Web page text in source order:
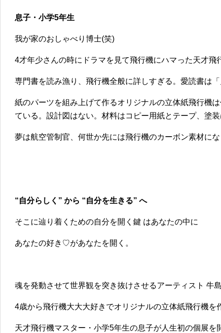
息子・小学5年生
我が家のおしゃべり博士(笑)
4才年少さんの時にドラマを見て飛行機にハマった天才飛
専門書を読み漁り、飛行機全般に詳しすぎる。愛読書は
紙のパーツを組み上げて作るオリジナルの立体紙飛行機
ている。設計図はない。材料はコピー用紙とテープ、塗
夢は航空管制官、何世か先には飛行機のカーボン素材に
“自分らしく” から “自分を生きる” へ
そこに辿り着くための自分を開く鍵 はあなたの中に
あなたの好き♡があなたを開く。
魂を発動させて世界観を突き抜けさせるアーティスト 牛
4歳から飛行機大大大好きでオリジナルの立体紙飛行機を
天才飛行機マスター・小学5年生の息子が人生初の個展を